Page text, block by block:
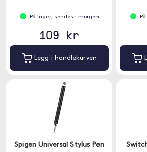
På lager, sendes i morgen
109 kr
Legg i handlekurven
Spigen Universal Stylus Pen